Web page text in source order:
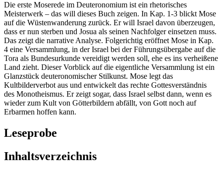
Die erste Moserede im Deuteronomium ist ein rhetorisches
Meisterwerk – das will dieses Buch zeigen. In Kap. 1-3 blickt Mose
auf die Wüstenwanderung zurück. Er will Israel davon überzeugen,
dass er nun sterben und Josua als seinen Nachfolger einsetzen muss.
Das zeigt die narrative Analyse. Folgerichtig eröffnet Mose in Kap.
4 eine Versammlung, in der Israel bei der Führungsübergabe auf die
Tora als Bundesurkunde vereidigt werden soll, ehe es ins verheißene
Land zieht. Dieser Vorblick auf die eigentliche Versammlung ist ein
Glanzstück deuteronomischer Stilkunst. Mose legt das
Kultbilderverbot aus und entwickelt das rechte Gottesverständnis
des Monotheismus. Er zeigt sogar, dass Israel selbst dann, wenn es
wieder zum Kult von Götterbildern abfällt, von Gott noch auf
Erbarmen hoffen kann.
Leseprobe
Inhaltsverzeichnis